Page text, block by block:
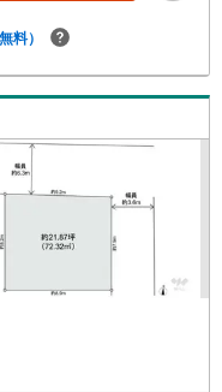
す。また、オンライン内
当日のご内覧も承りま
にもご紹介可能ですの
の相談もプロが対応●物
ローンなどの資金面やリ
まいに関するどんなこと
料）